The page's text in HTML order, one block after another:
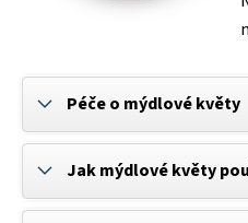
Péče o mýdlové květy
Jak mýdlové květy